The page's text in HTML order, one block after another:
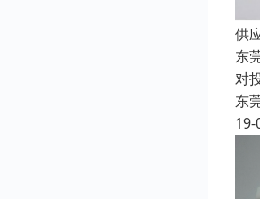
供
东
对
东
19-